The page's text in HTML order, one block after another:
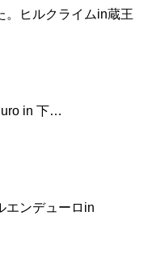
。ヒルクライムin蔵王
in 下…
ルエンデューロin